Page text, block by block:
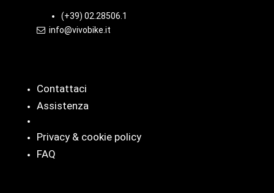
(+39) 02.28506.1
info@vivobike.it
Contattaci
Assistenza
Privacy & cookie policy
FAQ